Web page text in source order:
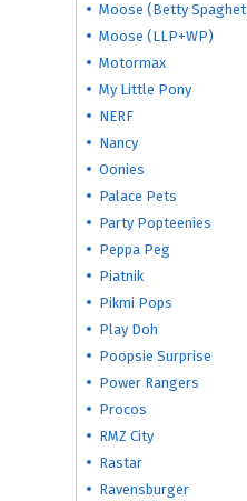
Moose (Betty
Moose (LLP+WP)
Motormax
My Little Pony
NERF
Nancy
Oonies
Palace Pets
Party Popteenies
Peppa Peg
Piatnik
Pikmi Pops
Play Doh
Poopsie Surprise
Power Rangers
Procos
RMZ City
Rastar
Ravensburger